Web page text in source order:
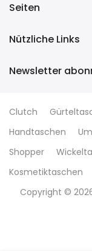
Seiten
Nützliche Links
Newsletter
Clutch
Handtaschen
Shopper
Kosmetiktaschen
Copyright ©